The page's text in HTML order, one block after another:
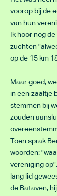
voorop bij de
van hun
Ik hoor nog
zuchten
op de 15 km
Maar goed,
in een zaaltje
stemmen bij
zouden
Toen sprak
woorden:
vereniging
lang lid
de Bataven,